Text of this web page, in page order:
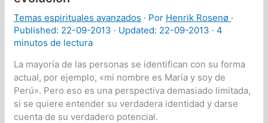
Temas espirituales avanzados · Por Henrik Rosenø ·
Published: 22-09-2013 · Updated: 22-09-2013 ·4
minutos de lectura
La mayoría de las personas se identifican con su forma
actual, por ejemplo, «mi nombre es María y soy de
Perú». Pero eso es una perspectiva demasiado limitada,
si se quiere entender su verdadera identidad y darse
cuenta de su verdadero potencial.